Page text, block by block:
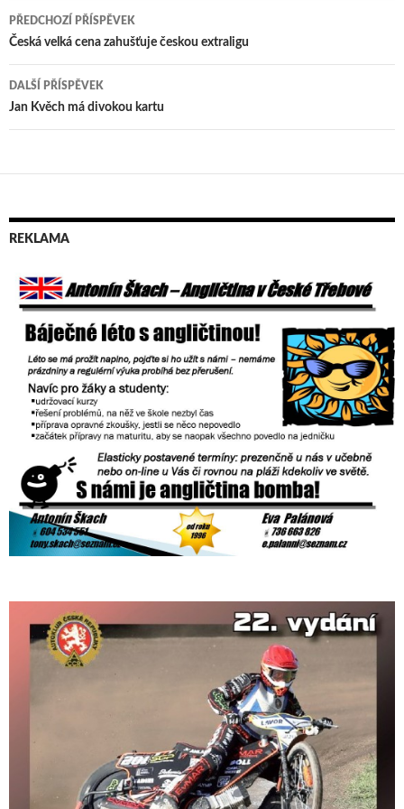
Navigace
pro
příspěvek
PŘEDCHOZÍ PŘÍSPĚVEK
Česká velká cena zahušťuje českou extraligu
DALŠÍ PŘÍSPĚVEK
Jan Kvěch má divokou kartu
REKLAMA